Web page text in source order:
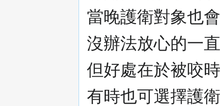
當晚護衛對象也
沒辦法放心的一
但好處在於被咬
有時也可選擇護